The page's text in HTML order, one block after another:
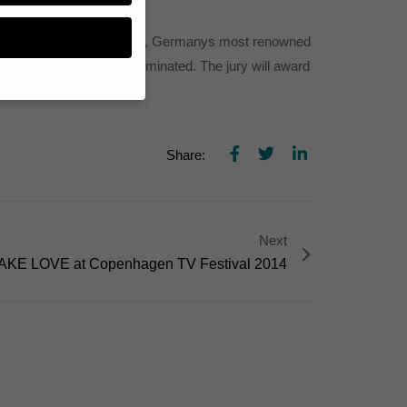
Grimme Online Award, Germanys most renowned
23 of them are now nominated. The jury will award
Share:
Next
LOVE at Copenhagen TV Festival 2014
Kategorien
erforderlich.